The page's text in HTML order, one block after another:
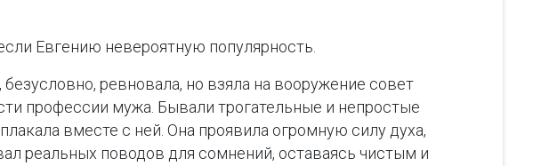
Евгению невероятную популярность.
ревновала, но взяла на вооружение совет
профессии мужа. Бывали трогательные и непростые
вместе с ней. Она проявила огромную силу духа,
реальных поводов для сомнений, оставаясь чистым и